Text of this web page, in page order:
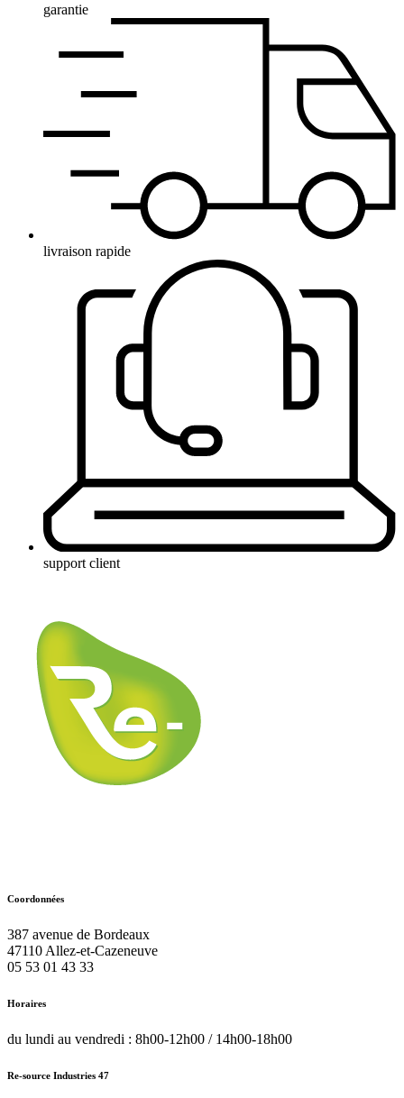
garantie
livraison rapide
support client
Coordonnées
387 avenue de Bordeaux
47110 Allez-et-Cazeneuve
05 53 01 43 33
Horaires
du lundi au vendredi : 8h00-12h00 / 14h00-18h00
Re-source Industries 47